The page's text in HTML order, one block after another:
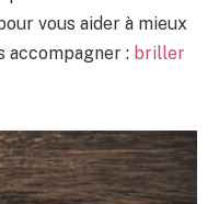
vous aider à mieux
accompagner : briller